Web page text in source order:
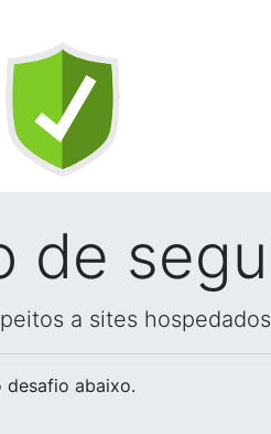
de
a sites
desafio abaixo.